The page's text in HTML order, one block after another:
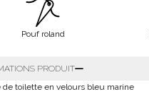
Pouf roland
PRODUIT
de toilette en velours bleu marine